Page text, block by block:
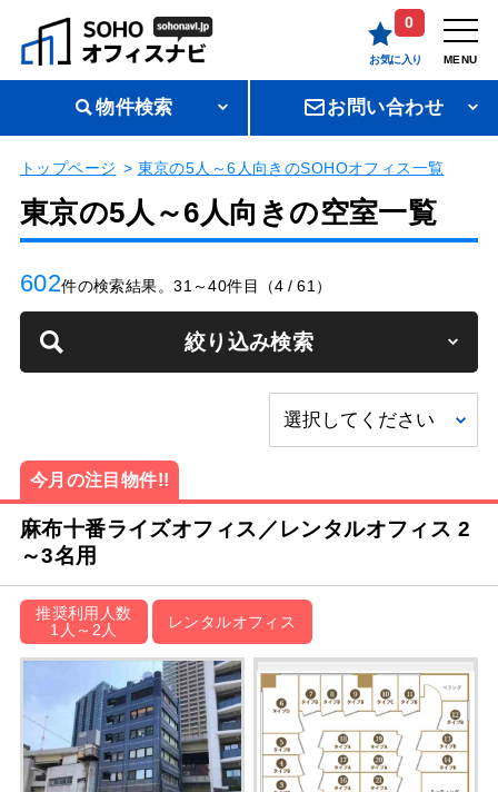
0
お気に入り MENU
物件検索 お問い合わせ
トップページ 東京の5人～6人向きのSOHOオフィス一覧
東京の5人～6人向きの空室一覧
602件の検索結果。31～40件目（4 / 61）
絞り込み検索
今月の注目物件!!
麻布十番ライズオフィス／レンタルオフィス 2
～3名用
推奨利用人数
1人～2人
レンタルオフィス